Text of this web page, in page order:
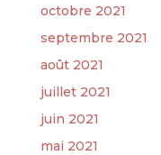
octobre 2021
septembre 2021
août 2021
juillet 2021
juin 2021
mai 2021